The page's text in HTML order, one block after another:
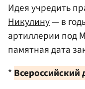
Идея учредить
Никулину— в
артиллерии под
памятная дата
* Всероссийский